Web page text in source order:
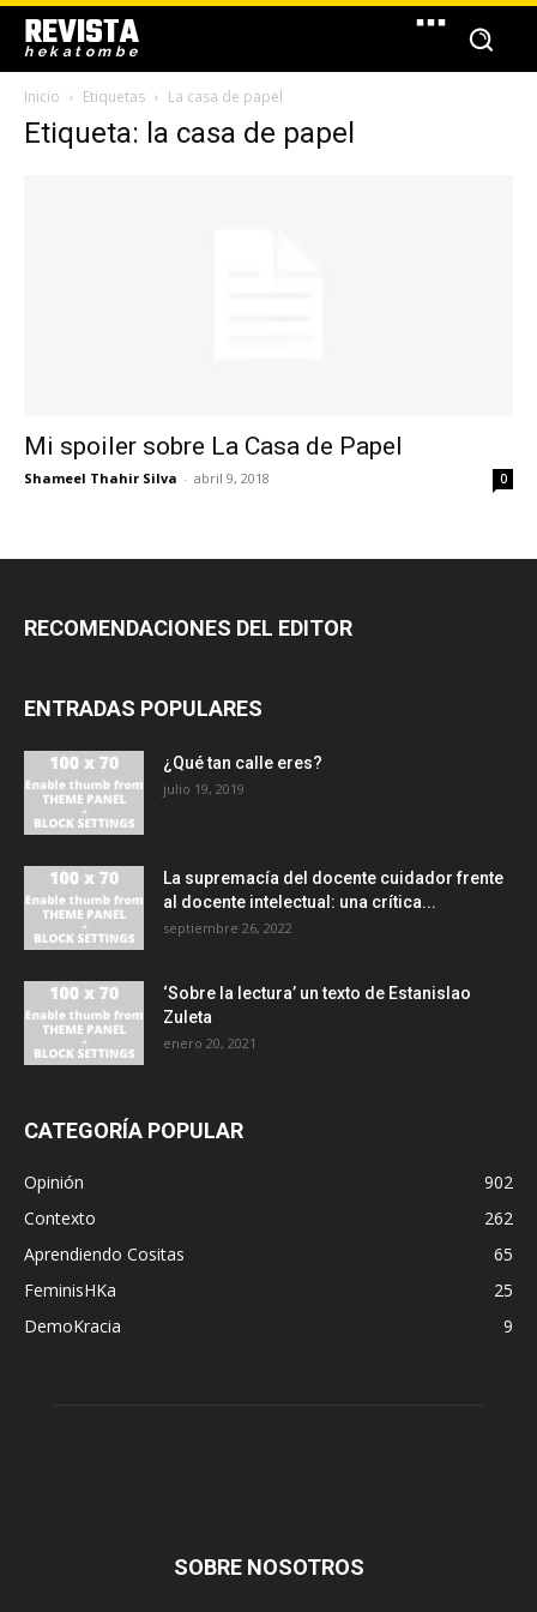
REVISTA
hekatombe
Inicio Etiquetas La casa de papel
Etiqueta: la casa de papel
Mi spoiler sobre La Casa de Papel
Shameel Thahir Silva - abril 9, 2018 0
RECOMENDACIONES DEL EDITOR
ENTRADAS POPULARES
¿Qué tan calle eres?
julio 19, 2019
La supremacía del docente cuidador frente
al docente intelectual: una crítica...
septiembre 26, 2022
‘Sobre la lectura’ un texto de Estanislao
Zuleta
enero 20, 2021
CATEGORÍA POPULAR
Opinión
902
Contexto
262
Aprendiendo Cositas
65
FeminisHKa
25
DemoKracia
9
SOBRE NOSOTROS